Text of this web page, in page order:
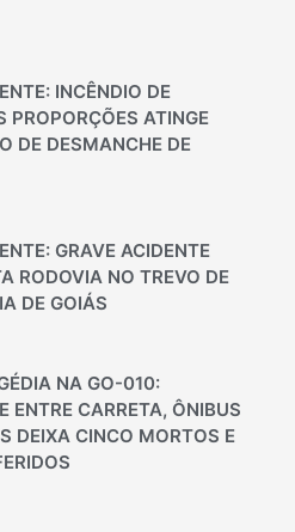
INCÊNDIO DE
PROPORÇÕES ATINGE
DE DESMANCHE DE
GRAVE ACIDENTE
RODOVIA NO TREVO DE
DE GOIÁS
NA GO-010:
ENTRE CARRETA, ÔNIBUS
DEIXA CINCO MORTOS E